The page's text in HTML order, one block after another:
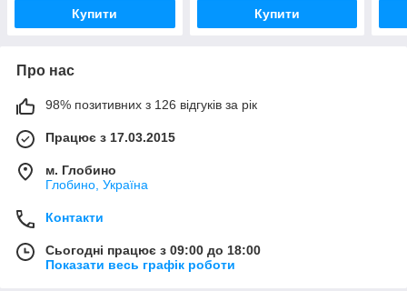
Купити Купити
Про нас
98% позитивних з 126 відгуків за рік
Працює з 17.03.2015
м. Глобино
Глобино, Україна
Контакти
Сьогодні працює з 09:00 до 18:00
Показати весь графік роботи